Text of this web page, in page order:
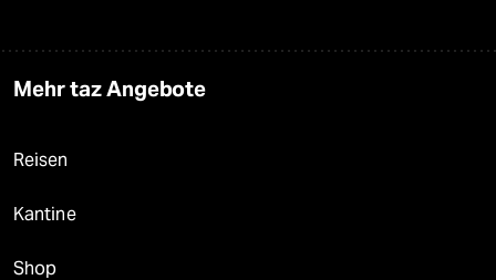
Mehr taz Angebote
Reisen
Kantine
Shop